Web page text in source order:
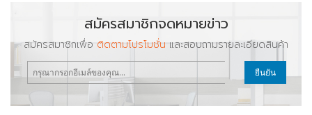
สมัครสมาชิกจดหมายข่าว
สมัครสมาชิกเพื่อ ติดตามโปรโมชั่นและสอบถามรายละเอียดสินค้า
ยืนยัน